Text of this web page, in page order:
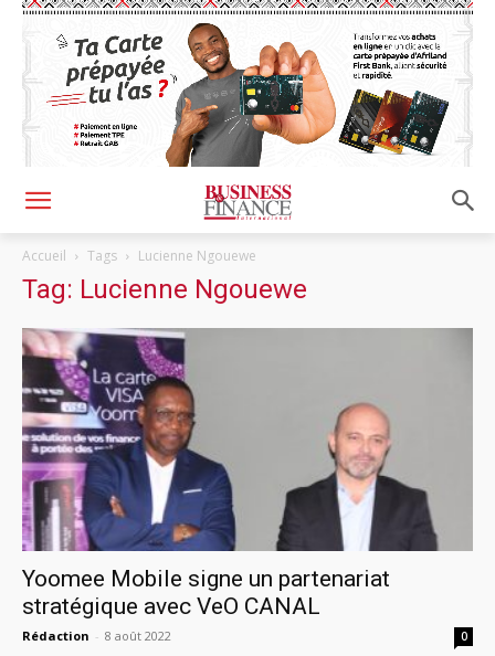
Accueil Tags Lucienne Ngouewe
Tag: Lucienne Ngouewe
Yoomee Mobile signe un partenariat
stratégique avec VeO CANAL
Rédaction - 8 août 2022 0